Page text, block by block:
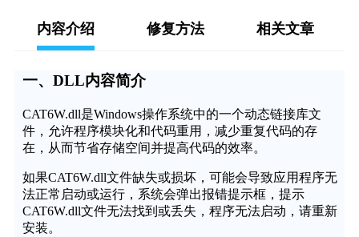
内容介绍 修复方法 相关文章
一、DLL内容简介
CAT6W.dll是Windows操作系统中的一个动态链接库文
件，允许程序模块化和代码重用，减少重复代码的存
在，从而节省存储空间并提高代码的效率。
如果CAT6W.dll文件缺失或损坏，可能会导致应用程序无
法正常启动或运行，系统会弹出报错提示框，提示
CAT6W.dll文件无法找到或丢失，程序无法启动，请重新
安装。